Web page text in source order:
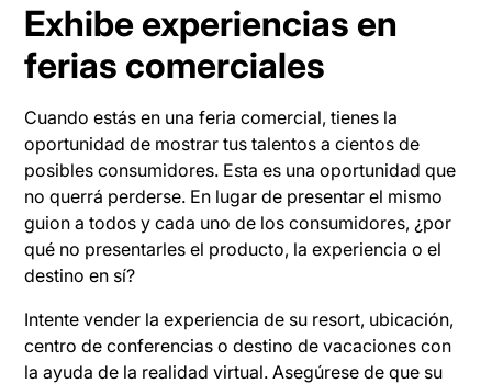
Exhibe experiencias en
ferias comerciales
Cuando estás en una feria comercial, tienes la
oportunidad de mostrar tus talentos a cientos de
posibles consumidores. Esta es una oportunidad que
no querrá perderse. En lugar de presentar el mismo
guion a todos y cada uno de los consumidores, ¿por
qué no presentarles el producto, la experiencia o el
destino en sí?
Intente vender la experiencia de su resort, ubicación,
centro de conferencias o destino de vacaciones con
la ayuda de la realidad virtual. Asegúrese de que su